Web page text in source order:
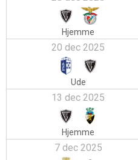
Hjemme
20 dec 2025
Ude
13 dec 2025
Hjemme
7 dec 2025